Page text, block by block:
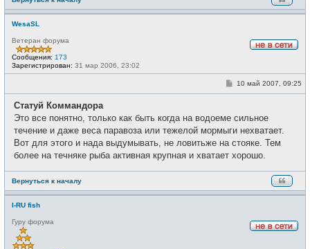
WesaSL
е
т
Ветеран форума
Сообщения: 173
Зарегистрирован: 31 мар 2006, 23:02
С
щ
н
и
10 май 2007, 09:25
Статуй Коммандора
Это все понятно, только как быть когда на водоеме сильное
течение и даже веса паравоза или тежелой мормыги нехватает.
Вот для этого и нада выдумывать, не ловитьже на стояке. Тем
более на течняке рыба активная крупная и хватает хорошо.
Вернуться к началу
I-RU fish
Гуру форума